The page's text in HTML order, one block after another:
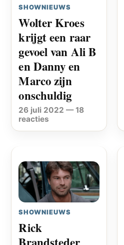
SHOWNIEUWS
Wolter Kroes
krijgt een raar
gevoel van Ali B
en Danny en
Marco zijn
onschuldig
26 juli 2022 —18
reacties
SHOWNIEUWS
Rick